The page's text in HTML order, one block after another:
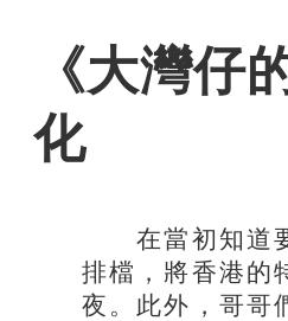
《大灣仔
化
在當初知道要
排檔，將香港的
夜。此外，哥哥